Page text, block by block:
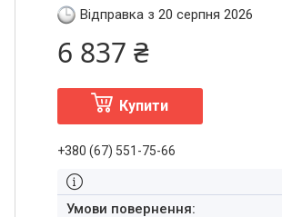
Відправка з 20 серпня 2026
6 837 ₴
Купити
+380 (67) 551-75-66